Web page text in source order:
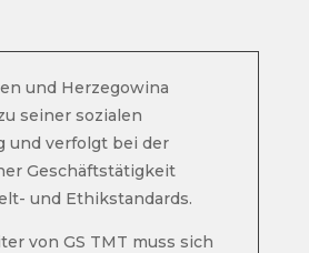
und Herzegowina
seiner sozialen
und verfolgt bei der
Geschäftstätigkeit
und Ethikstandards.
von GS TMT muss sich